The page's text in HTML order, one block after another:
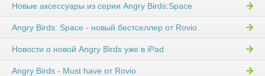
Новые аксессуары из серии Angry Birds:Space
Angry Birds: Space - новый бестселлер от Rovio
Новости о новой Angry Birds уже в iPad
Angry Birds - Must have от Rovio